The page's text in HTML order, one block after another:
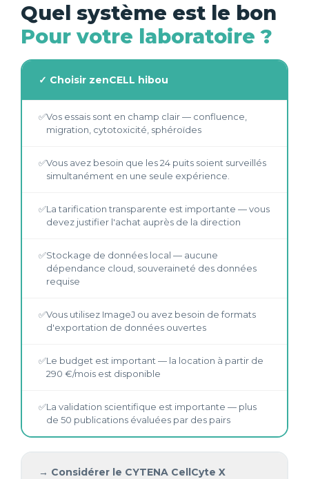
Quel système est le bon
Pour votre laboratoire ?
✓ Choisir zenCELL hibou
✅Vos essais sont en champ clair — confluence,
migration, cytotoxicité, sphéroïdes
✅Vous avez besoin que les 24 puits soient surveillés
simultanément en une seule expérience.
✅La tarification transparente est importante — vous
devez justifier l'achat auprès de la direction
✅Stockage de données local — aucune
dépendance cloud, souveraineté des données
requise
✅Vous utilisez ImageJ ou avez besoin de formats
d'exportation de données ouvertes
✅Le budget est important — la location à partir de
290 €/mois est disponible
✅La validation scientifique est importante — plus
de 50 publications évaluées par des pairs
→ Considérer le CYTENA CellCyte X